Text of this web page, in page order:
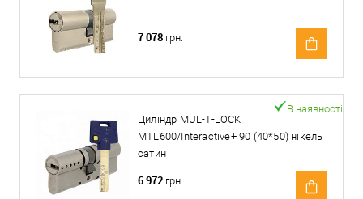
7 078 грн.
Циліндр MUL-T-LOCK
MTL600/Interactive+ 90 (40*50) нікель
сатин
В наявності
6 972 грн.